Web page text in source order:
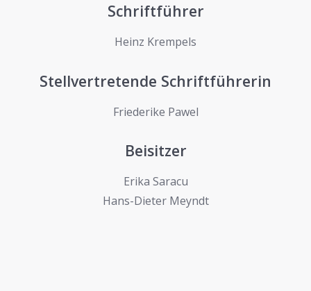
Schriftführer
Heinz Krempels
Stellvertretende Schriftführerin
Friederike Pawel
Beisitzer
Erika Saracu
Hans-Dieter Meyndt